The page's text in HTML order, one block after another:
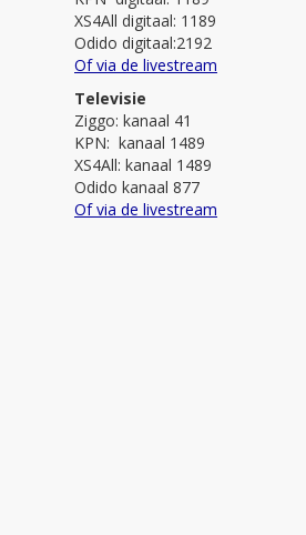
XS4All digitaal: 1189
Odido digitaal:2192
Of via de livestream
Televisie
Ziggo: kanaal 41
KPN: kanaal 1489
XS4All: kanaal 1489
Odido kanaal 877
Of via de livestream